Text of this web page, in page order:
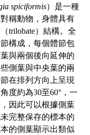
spiciformis）是一種
稱動物，身體具有
trilobate）結構。全
構成，每個體節包
與兩個後向延伸的
側葉與中央葉的兩
在排列方向上呈現
度約為30至60°，一
因此可以根據側葉
完整保存的標本的
的側葉顯示出類似